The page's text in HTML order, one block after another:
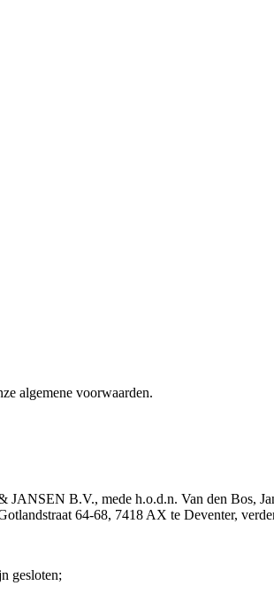
algemene voorwaarden.
B.V., mede h.o.d.n. Van den Bos,
64-68, 7418 AX te Deventer,
gesloten;